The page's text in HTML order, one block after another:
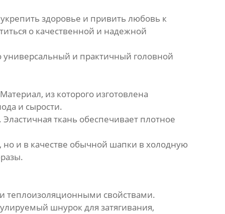
здоровье и привить любовь к
о качественной и надежной
универсальный и практичный головной
из которого изготовлена
и сырости.
ткань обеспечивает плотное
но и в качестве обычной шапки в холодную
теплоизоляционными свойствами.
шнурок для затягивания,